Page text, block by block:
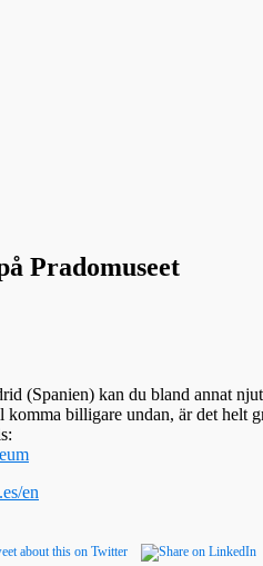
Pradomuseet
(Spanien) kan du bland annat
billigare undan, är det helt
en